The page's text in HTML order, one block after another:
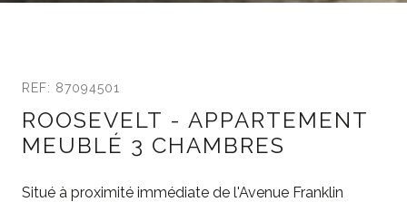
REF: 87094501
ROOSEVELT - APPARTEMENT
MEUBLÉ 3 CHAMBRES
Situé à proximité immédiate de l'Avenue Franklin